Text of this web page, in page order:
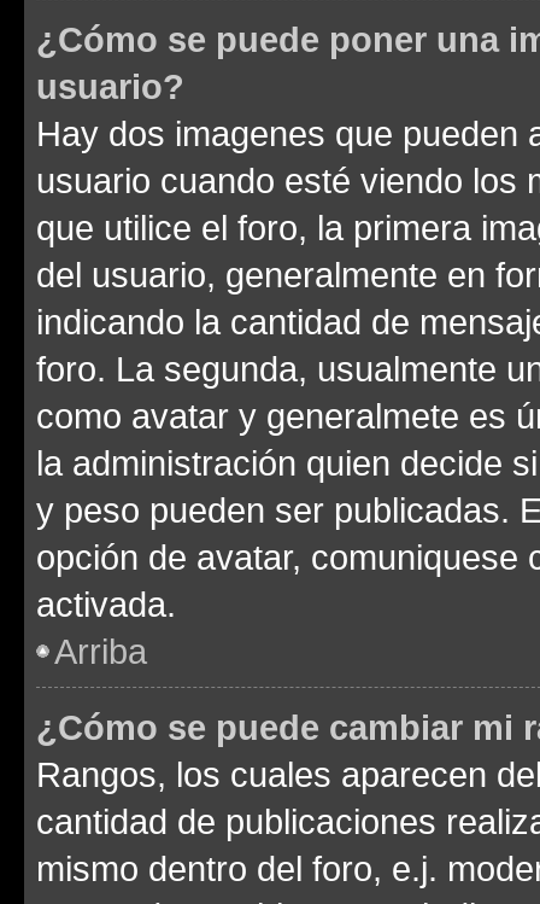
¿Cómo se puede poner una
usuario?
Hay dos imagenes que pueden
usuario cuando esté viendo los
que utilice el foro, la primera
del usuario, generalmente en
indicando la cantidad de
foro. La segunda, usualmente
como avatar y generalmete es
la administración quien decide
y peso pueden ser publicadas.
opción de avatar, comuniquese
activada.
Arriba
¿Cómo se puede cambiar mi
Rangos, los cuales aparecen
cantidad de publicaciones
mismo dentro del foro, e.j.